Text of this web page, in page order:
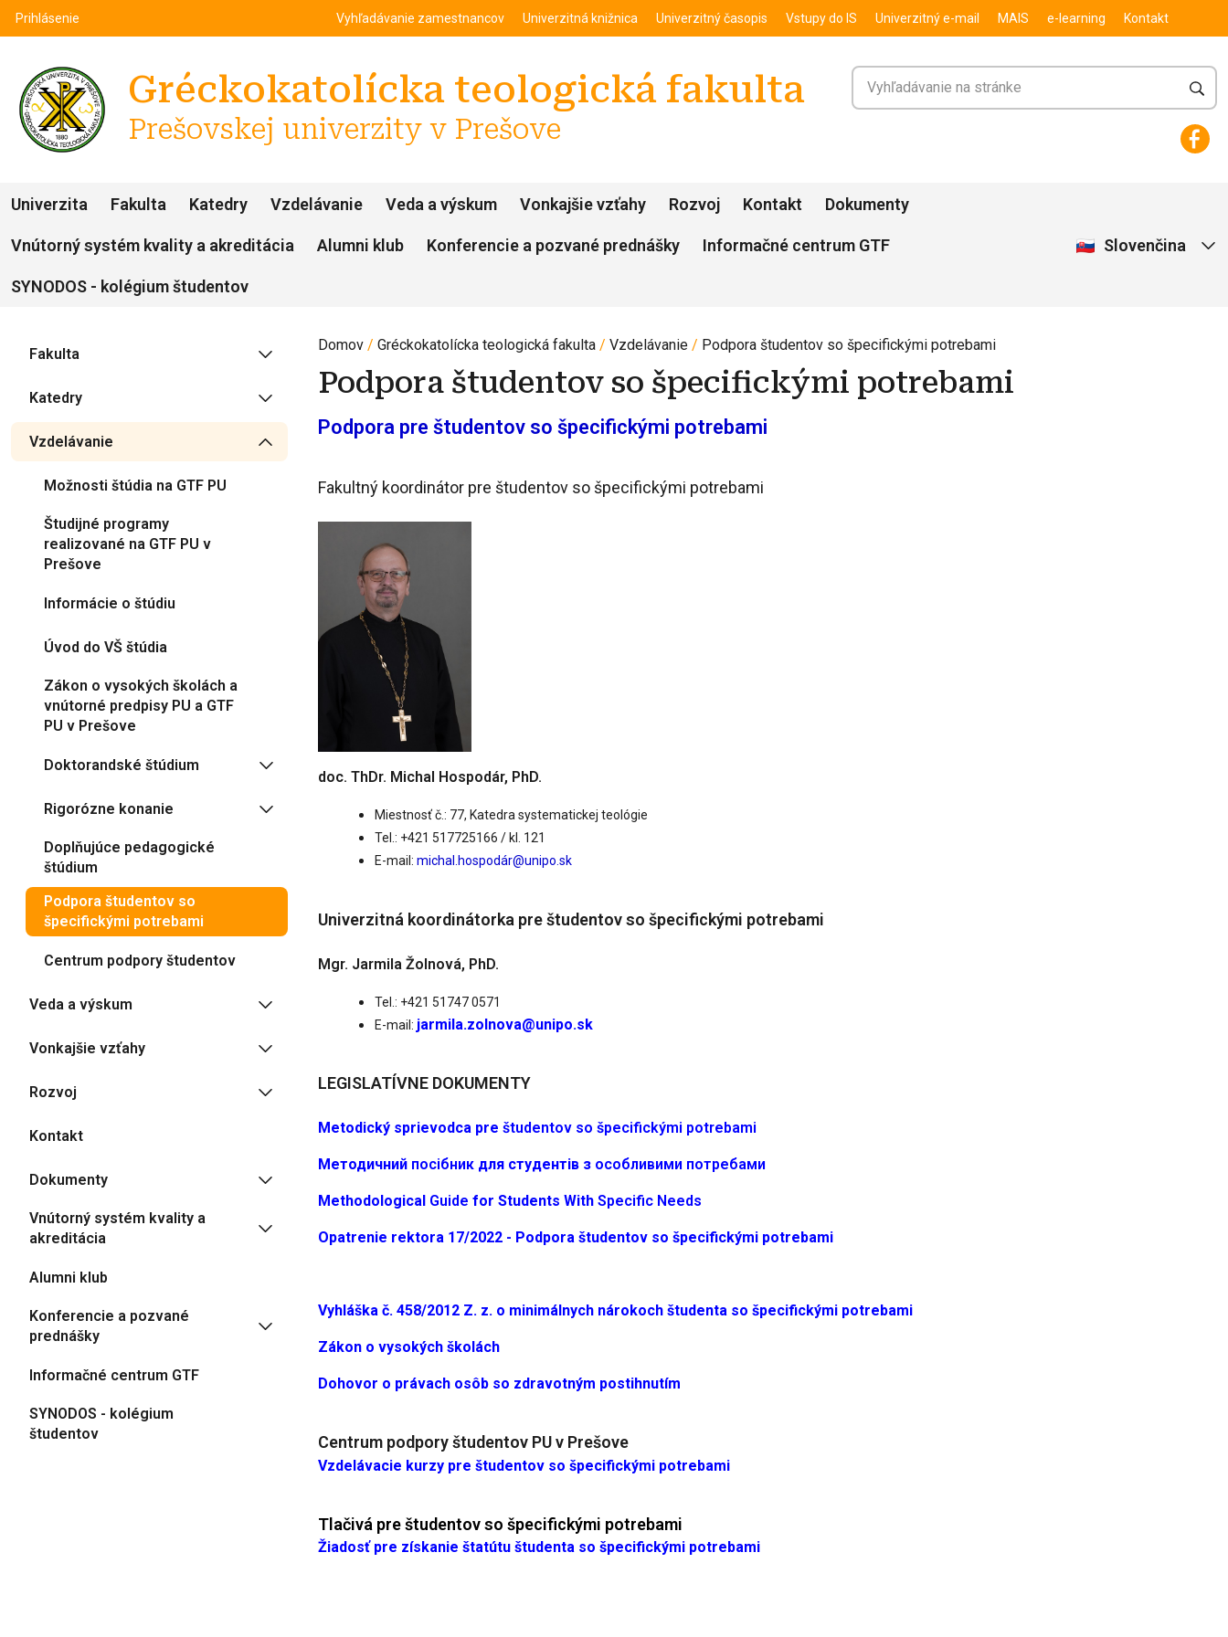
Skočiť na hlavný obsah
Používateľské menu
Prihlásenie Top menu
Vyhľadávanie zamestnancov Univerzitná knižnica Univerzitný časopis Vstupy do IS Univerzitný e-mail MAIS e-learning Kontakt
Gréckokatolícka teologická fakulta
Prešovskej univerzity v Prešove
Univerzita Fakulta Katedry Vzdelávanie Veda a výskum Vonkajšie vzťahy Rozvoj Kontakt Dokumenty
Vnútorný systém kvality a akreditácia Alumni klub Konferencie a pozvané prednášky Informačné centrum GTF
SYNODOS - kolégium študentov
Slovenčina
Domov Gréckokatolícka teologická fakulta Vzdelávanie Podpora študentov so špecifickými potrebami
Podpora študentov so špecifickými potrebami
Podpora pre študentov so špecifickými potrebami
Fakultný koordinátor pre študentov so špecifickými potrebami
doc. ThDr. Michal Hospodár, PhD.
Miestnosť č.: 77, Katedra systematickej teológie
Tel.: +421 517725166 / kl. 121
E-mail: michal.hospodár@unipo.sk
Univerzitná koordinátorka pre študentov so špecifickými potrebami
Mgr. Jarmila Žolnová, PhD.
Tel.: +421 51747 0571
E-mail: jarmila.zolnova@unipo.sk
LEGISLATÍVNE DOKUMENTY
Metodický sprievodca pre študentov so špecifickými potrebami
Mетодичний посібник для студентів з особливими потребами
Methodological Guide for Students With Specific Needs
Opatrenie rektora 17/2022 - Podpora študentov so špecifickými potrebami
Vyhláška č. 458/2012 Z. z. o minimálnych nárokoch študenta so špecifickými potrebami
Zákon o vysokých školách
Dohovor o právach osôb so zdravotným postihnutím
Centrum podpory študentov PU v Prešove
Vzdelávacie kurzy pre študentov so špecifickými potrebami
Tlačivá pre študentov so špecifickými potrebami
Žiadosť pre získanie štatútu študenta so špecifickými potrebami
Fakulta
Katedry
Vzdelávanie
Možnosti štúdia na GTF PU
Študijné programy
realizované na GTF PU v
Prešove
Informácie o štúdiu
Úvod do VŠ štúdia
Zákon o vysokých školách a
vnútorné predpisy PU a GTF
PU v Prešove
Doktorandské štúdium
Rigorózne konanie
Doplňujúce pedagogické
štúdium
Podpora študentov so
špecifickými potrebami
Centrum podpory študentov
Veda a výskum
Vonkajšie vzťahy
Rozvoj
Kontakt
Dokumenty
Vnútorný systém kvality a
akreditácia
Alumni klub
Konferencie a pozvané
prednášky
Informačné centrum GTF
SYNODOS - kolégium
študentov